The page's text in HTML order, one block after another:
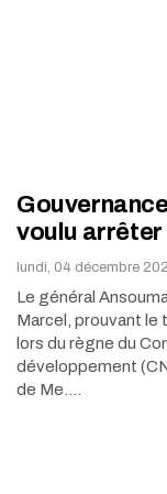
voulu
lundi, 04 décembre
Le général
Marcel, prouvant
lors du règne du
développement
de Me.…